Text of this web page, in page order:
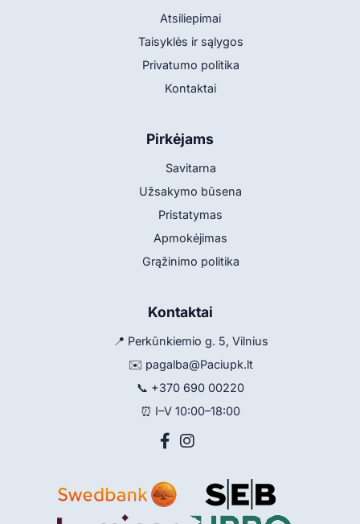
Atsiliepimai
Taisyklės ir sąlygos
Privatumo politika
Kontaktai
Pirkėjams
Savitarna
Užsakymo būsena
Pristatymas
Apmokėjimas
Grąžinimo politika
Kontaktai
📍 Perkūnkiemio g. 5, Vilnius
✉️ pagalba@Paciupk.lt
📞 +370 690 00220
⏰ I–V 10:00–18:00